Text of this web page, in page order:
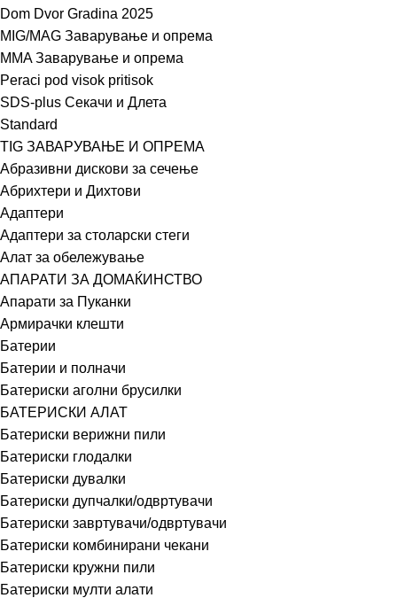
Dom Dvor Gradina 2025
MIG/MAG Заварување и опрема
MMA Заварување и опрема
Peraci pod visok pritisok
SDS-plus Секачи и Длета
Standard
TIG ЗАВАРУВАЊЕ И ОПРЕМА
Абразивни дискови за сечење
Абрихтери и Дихтови
Адаптери
Адаптери за столарски стеги
Алат за обележување
АПАРАТИ ЗА ДОМАЌИНСТВО
Апарати за Пуканки
Армирачки клешти
Батерии
Батерии и полначи
Батериски аголни брусилки
БАТЕРИСКИ АЛАТ
Батериски верижни пили
Батериски глодалки
Батериски дувалки
Батериски дупчалки/одвртувачи
Батериски завртувачи/одвртувачи
Батериски комбинирани чекани
Батериски кружни пили
Батериски мулти алати